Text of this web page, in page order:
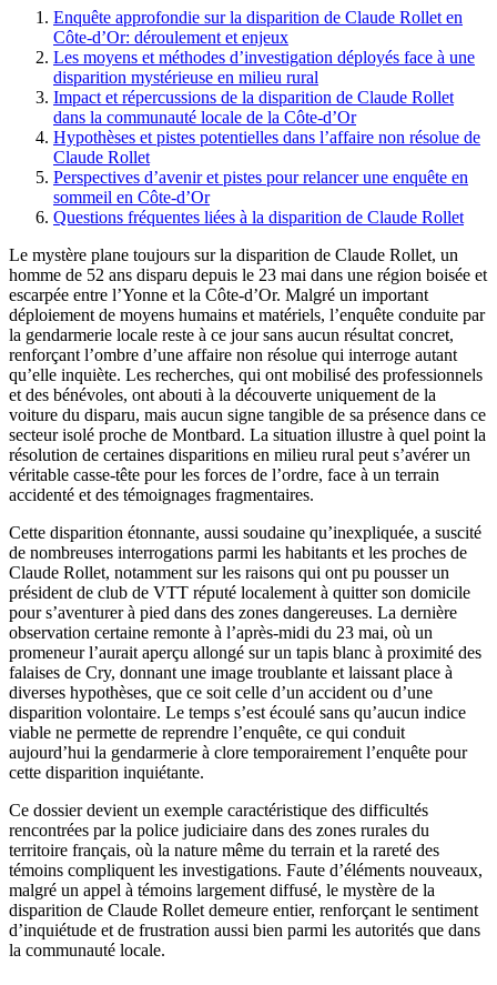
Enquête approfondie sur la disparition de Claude Rollet en
Côte-d’Or: déroulement et enjeux
Les moyens et méthodes d’investigation déployés face à une
disparition mystérieuse en milieu rural
Impact et répercussions de la disparition de Claude Rollet
dans la communauté locale de la Côte-d’Or
Hypothèses et pistes potentielles dans l’affaire non résolue de
Claude Rollet
Perspectives d’avenir et pistes pour relancer une enquête en
sommeil en Côte-d’Or
Questions fréquentes liées à la disparition de Claude Rollet
Le mystère plane toujours sur la disparition de Claude Rollet, un
homme de 52 ans disparu depuis le 23 mai dans une région boisée et
escarpée entre l’Yonne et la Côte-d’Or. Malgré un important
déploiement de moyens humains et matériels, l’enquête conduite par
la gendarmerie locale reste à ce jour sans aucun résultat concret,
renforçant l’ombre d’une affaire non résolue qui interroge autant
qu’elle inquiète. Les recherches, qui ont mobilisé des professionnels
et des bénévoles, ont abouti à la découverte uniquement de la
voiture du disparu, mais aucun signe tangible de sa présence dans ce
secteur isolé proche de Montbard. La situation illustre à quel point la
résolution de certaines disparitions en milieu rural peut s’avérer un
véritable casse-tête pour les forces de l’ordre, face à un terrain
accidenté et des témoignages fragmentaires.
Cette disparition étonnante, aussi soudaine qu’inexpliquée, a suscité
de nombreuses interrogations parmi les habitants et les proches de
Claude Rollet, notamment sur les raisons qui ont pu pousser un
président de club de VTT réputé localement à quitter son domicile
pour s’aventurer à pied dans des zones dangereuses. La dernière
observation certaine remonte à l’après-midi du 23 mai, où un
promeneur l’aurait aperçu allongé sur un tapis blanc à proximité des
falaises de Cry, donnant une image troublante et laissant place à
diverses hypothèses, que ce soit celle d’un accident ou d’une
disparition volontaire. Le temps s’est écoulé sans qu’aucun indice
viable ne permette de reprendre l’enquête, ce qui conduit
aujourd’hui la gendarmerie à clore temporairement l’enquête pour
cette disparition inquiétante.
Ce dossier devient un exemple caractéristique des difficultés
rencontrées par la police judiciaire dans des zones rurales du
territoire français, où la nature même du terrain et la rareté des
témoins compliquent les investigations. Faute d’éléments nouveaux,
malgré un appel à témoins largement diffusé, le mystère de la
disparition de Claude Rollet demeure entier, renforçant le sentiment
d’inquiétude et de frustration aussi bien parmi les autorités que dans
la communauté locale.